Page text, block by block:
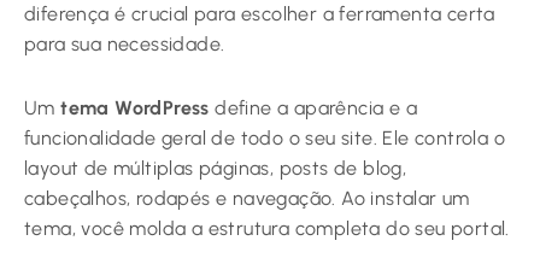
diferença é crucial para escolher a ferramenta certa
para sua necessidade.
Umtema WordPress define a aparência e a
funcionalidade geral de todo o seu site. Ele controla o
layout de múltiplas páginas, posts de blog,
cabeçalhos, rodapés e navegação. Ao instalar um
tema, você molda a estrutura completa do seu portal.